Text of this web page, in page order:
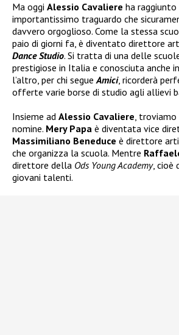
Ma oggi Alessio Cavaliere ha
importantissimo traguardo che
davvero orgoglioso. Come la stessa
paio di giorni fa, è diventato direttore
Dance Studio. Si tratta di una delle
prestigiose in Italia e conosciuta anche
l’altro, per chi segueAmici, ricorderà
offerte varie borse di studio agli allievi
Insieme ad Alessio Cavaliere,
nomine. Mery Papa è diventata vice
Massimiliano Beneduce è direttore
che organizza la scuola. Mentre
direttore della Ods Young Academy, cioè
giovani talenti.